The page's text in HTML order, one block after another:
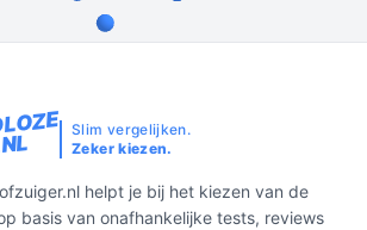
Slim vergelijken.
Zeker kiezen.
helpt je bij het kiezen van de
basis van onafhankelijke tests, reviews